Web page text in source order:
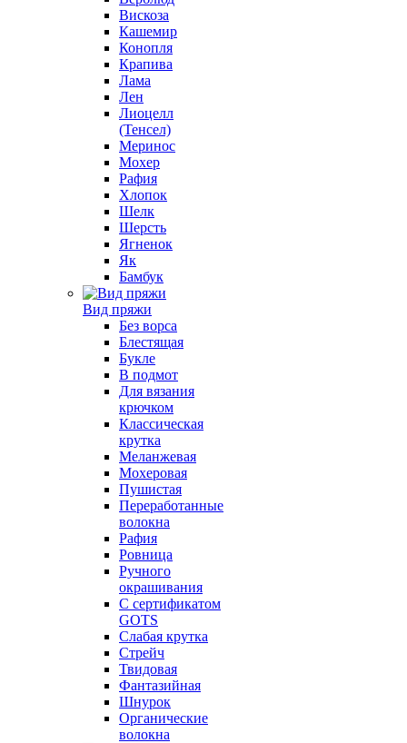
Вискоза
Кашемир
Конопля
Крапива
Лама
Лен
Лиоцелл
(Тенсел)
Меринос
Мохер
Рафия
Хлопок
Шелк
Шерсть
Ягненок
Як
Бамбук
Вид пряжи
Без ворса
Блестящая
Букле
В подмот
Для вязания
крючком
Классическая
крутка
Меланжевая
Мохеровая
Пушистая
Переработанные
волокна
Рафия
Ровница
Ручного
окрашивания
С сертификатом
GOTS
Слабая крутка
Стрейч
Твидовая
Фантазийная
Шнурок
Органические
волокна